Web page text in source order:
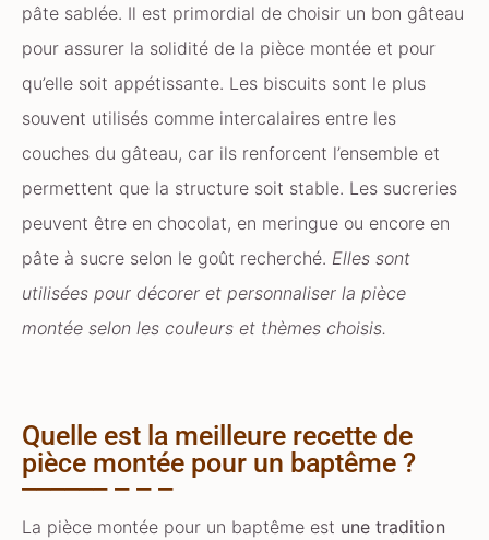
pâte sablée. Il est primordial de choisir un bon gâteau
pour assurer la solidité de la pièce montée et pour
qu’elle soit appétissante. Les biscuits sont le plus
souvent utilisés comme intercalaires entre les
couches du gâteau, car ils renforcent l’ensemble et
permettent que la structure soit stable. Les sucreries
peuvent être en chocolat, en meringue ou encore en
pâte à sucre selon le goût recherché. Elles sont
utilisées pour décorer et personnaliser la pièce
montée selon les couleurs et thèmes choisis.
Quelle est la meilleure recette de
pièce montée pour un baptême ?
La pièce montée pour un baptême est une tradition